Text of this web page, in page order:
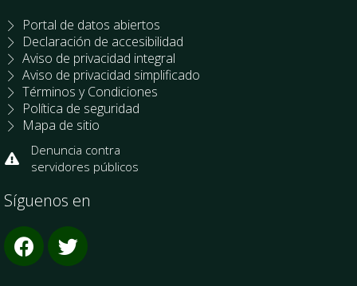
Portal de datos abiertos
Declaración de accesibilidad
Aviso de privacidad integral
Aviso de privacidad simplificado
Términos y Condiciones
Política de seguridad
Mapa de sitio
Denuncia contra
servidores públicos
Síguenos en